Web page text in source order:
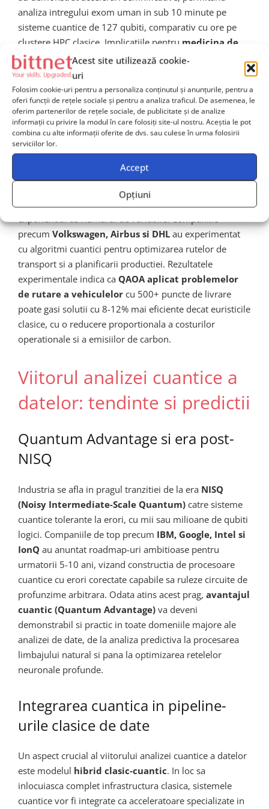
Acest site utilizează cookie-
uri
Folosim cookie-uri pentru a personaliza conținutul și anunțurile, pentru a
oferi funcții de rețele sociale și pentru a analiza traficul. De asemenea, le
oferim partenerilor de rețele sociale, de publicitate și de analize
informații cu privire la modul în care folosiți site-ul nostru. Aceștia le pot
combina cu alte informații oferite de dvs. sau culese în urma folosirii
serviciilor lor.
Accept
Opțiuni
analiza intregului exom uman in sub 10 minute pe
sisteme cuantice de 127 qubiti, comparativ cu ore pe
clustere HPC clasice. Implicatiile pentru medicina de
precizie si descoperirea de noi medicamente sunt
imense.
Logistica si optimizarea lanturilor
de aprovizionare
Problema comis-voiajorului (TSP)si variantele sale
sunt fundamentale pentru optimizarea logisticii si a
lanturilor de aprovizionare. Acestea sunt probleme NP-
hard, ceea ce inseamna ca complexitatea lor creste
precum Volkswagen, Airbus si DHL au experimentat
cu algoritmi cuantici pentru optimizarea rutelor de
transport si a planificarii productiei. Rezultatele
experimentale indica ca QAOA aplicat problemelor
de rutare a vehiculelor cu 500+ puncte de livrare
poate gasi solutii cu 8-12% mai eficiente decat euristicile
clasice, cu o reducere proportionala a costurilor
operationale si a emisiilor de carbon.
Viitorul analizei cuantice a
datelor: tendinte si predictii
Quantum Advantage si era post-
NISQ
Industria se afla in pragul tranzitiei de la era NISQ
(Noisy Intermediate-Scale Quantum) catre sisteme
cuantice tolerante la erori, cu mii sau milioane de qubiti
logici. Companiile de top precum IBM, Google, Intel si
IonQ au anuntat roadmap-uri ambitioase pentru
urmatorii 5-10 ani, vizand constructia de procesoare
cuantice cu erori corectate capabile sa ruleze circuite de
profunzime arbitrara. Odata atins acest prag, avantajul
cuantic (Quantum Advantage) va deveni
demonstrabil si practic in toate domeniile majore ale
analizei de date, de la analiza predictiva la procesarea
limbajului natural si pana la optimizarea retelelor
neuronale profunde.
Integrarea cuantica in pipeline-
urile clasice de date
Un aspect crucial al viitorului analizei cuantice a datelor
este modelul hibrid clasic-cuantic. In loc sa
inlocuiasca complet infrastructura clasica, sistemele
cuantice vor fi integrate ca acceleratoare specializate in